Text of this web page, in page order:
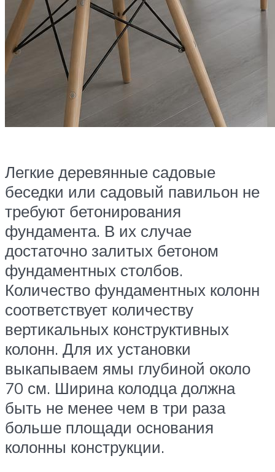
Легкие деревянные садовые
беседки или садовый павильон не
требуют бетонирования
фундамента. В их случае
достаточно залитых бетоном
фундаментных столбов.
Количество фундаментных колонн
соответствует количеству
вертикальных конструктивных
колонн. Для их установки
выкапываем ямы глубиной около
70 см. Ширина колодца должна
быть не менее чем в три раза
больше площади основания
колонны конструкции.